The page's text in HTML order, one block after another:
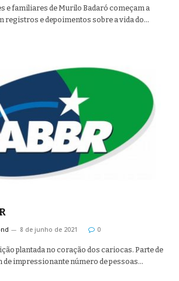
e familiares de Murilo Badaró começam a
registros e depoimentos sobre a vida do…
8 de junho de 2021 0
plantada no coração dos cariocas. Parte de
de impressionante número de pessoas…